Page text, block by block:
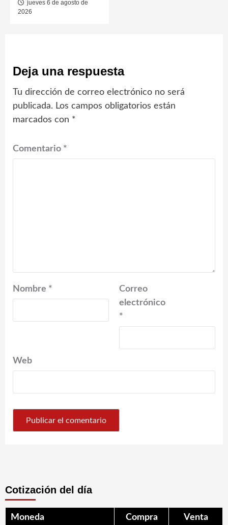
jueves 6 de agosto de
2026
Deja una respuesta
Tu dirección de correo electrónico no será
publicada. Los campos obligatorios están
marcados con *
Comentario *
Nombre *
Correo
electrónico
*
Web
Cotización del día
Moneda Compra Venta